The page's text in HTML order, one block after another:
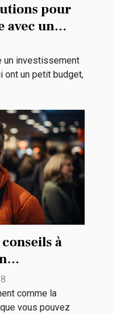
pour
avec un
un investissement
ont un petit budget,
à
comme la
vous pouvez